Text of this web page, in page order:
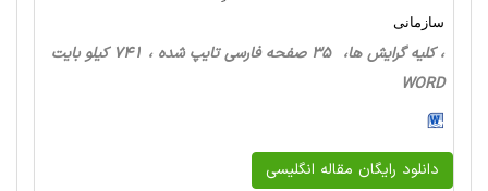
سازمانی
، کلیه گرایش ها، 35 صفحه فارسی تایپ شده ، 741 کیلو بایت
WORD
دانلود رایگان مقاله انگلیسی